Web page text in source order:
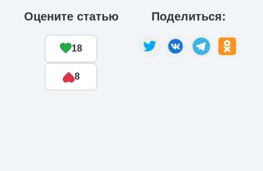
Оцените статью
18
8
Поделиться: